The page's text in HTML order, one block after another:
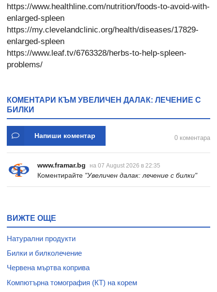
https://www.healthline.com/nutrition/foods-to-avoid-with-
enlarged-spleen
https://my.clevelandclinic.org/health/diseases/17829-
enlarged-spleen
https://www.leaf.tv/6763328/herbs-to-help-spleen-
problems/
КОМЕНТАРИ КЪМ УВЕЛИЧЕН ДАЛАК: ЛЕЧЕНИЕ С
БИЛКИ
Напиши коментар 0 коментара
www.framar.bg на 07 August 2026 в 22:35
Коментирайте "Увеличен далак: лечение с билки"
ВИЖТЕ ОЩЕ
Натурални продукти
Билки и билколечение
Червена мъртва коприва
Компютърна томография (КТ) на корем